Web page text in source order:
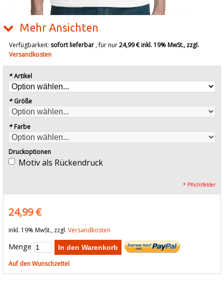
Mehr Ansichten
Verfügbarkeit: sofort lieferbar, für nur24,99 €inkl. 19% MwSt., zzgl.
Versandkosten
* Artikel
* Größe
* Farbe
Druckoptionen
Motiv als Rückendruck
* Pflichtfelder
24,99 €
inkl. 19% MwSt., zzgl. Versandkosten
Menge In den Warenkorb
Auf den Wunschzettel